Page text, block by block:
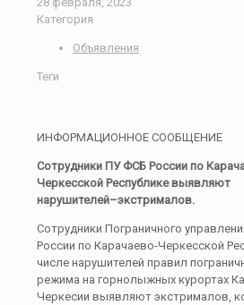
Категория
Объявления
Теги
ИНФОРМАЦИОННОЕ СООБЩЕНИЕ
Сотрудники ПУФСБ России по
Черкесской Республике выявляют
нарушителей–экстрималов.
Сотрудники Пограничного
России по Карачаево-Черкесской
числе нарушителей правил
режима на горнолыжных курортах
Черкесии выявляют экстрималов,